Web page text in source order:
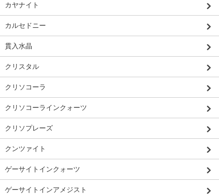
カヤナイト
カルセドニー
貫入水晶
クリスタル
クリソコーラ
クリソコーラインクォーツ
クリソプレーズ
クンツァイト
ゲーサイトインクォーツ
ゲーサイトインアメジスト